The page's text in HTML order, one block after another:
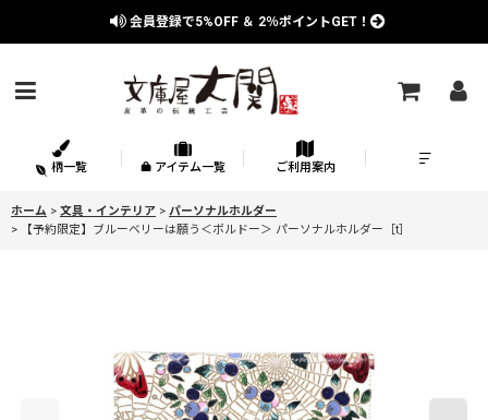
会員登録で5%OFF ＆ 2％ポイントGET！
柄一覧 アイテム一覧 ご利用案内
ホーム > 文具・インテリア > パーソナルホルダー
>
【予約限定】ブルーベリーは願う＜ボルドー＞ パーソナルホルダー［t］